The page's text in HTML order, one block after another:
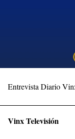
Entrevista Diario
Vinx Televisión